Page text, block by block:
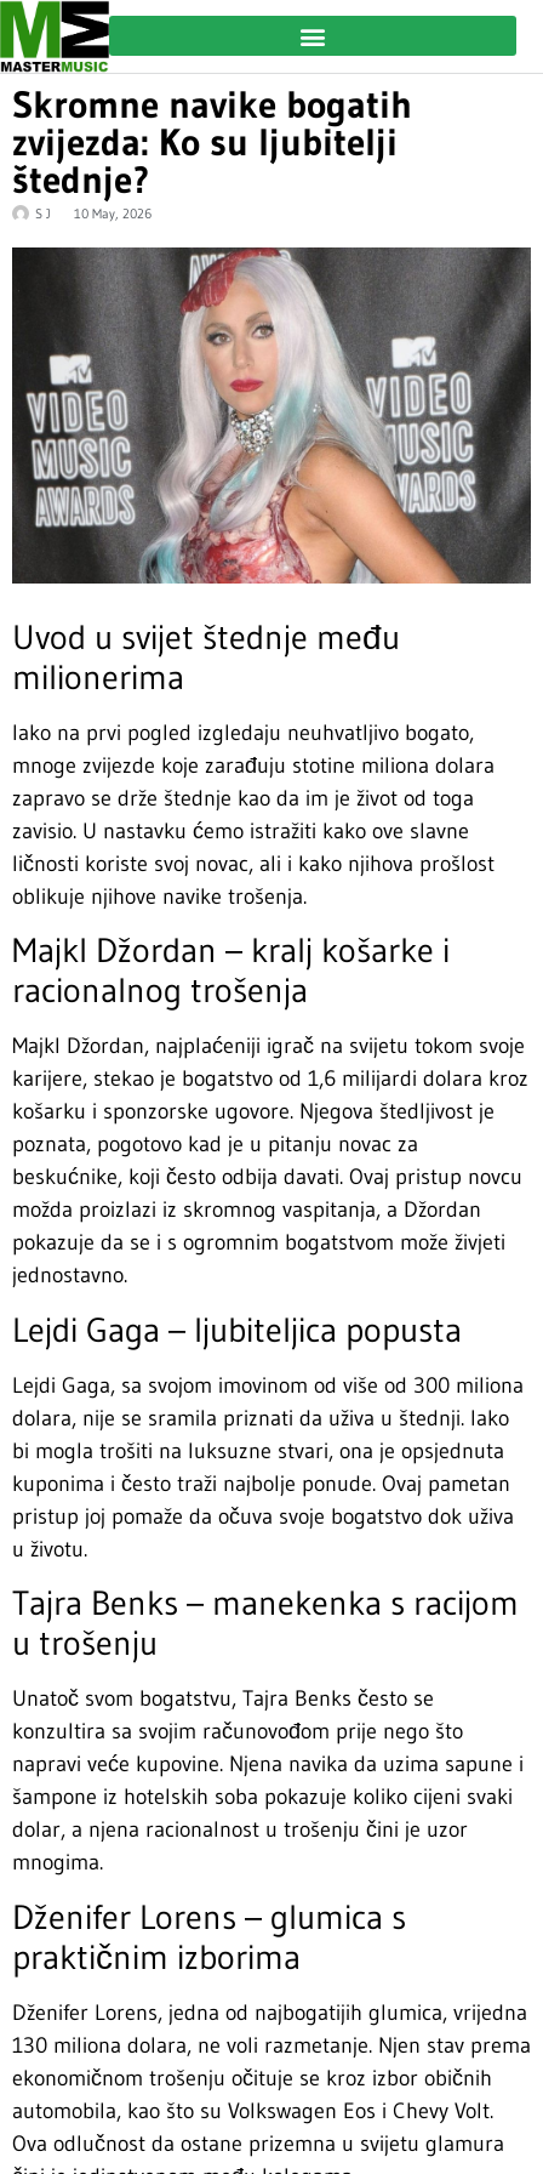
Skromne navike bogatih
zvijezda: Ko su ljubitelji
štednje?
S J 10 May, 2026
Uvod u svijet štednje među
milionerima
Iako na prvi pogled izgledaju neuhvatljivo bogato,
mnoge zvijezde koje zarađuju stotine miliona dolara
zapravo se drže štednje kao da im je život od toga
zavisio. U nastavku ćemo istražiti kako ove slavne
ličnosti koriste svoj novac, ali i kako njihova prošlost
oblikuje njihove navike trošenja.
Majkl Džordan – kralj košarke i
racionalnog trošenja
Majkl Džordan, najplaćeniji igrač na svijetu tokom svoje
karijere, stekao je bogatstvo od 1,6 milijardi dolara kroz
košarku i sponzorske ugovore. Njegova štedljivost je
poznata, pogotovo kad je u pitanju novac za
beskućnike, koji često odbija davati. Ovaj pristup novcu
možda proizlazi iz skromnog vaspitanja, a Džordan
pokazuje da se i s ogromnim bogatstvom može živjeti
jednostavno.
Lejdi Gaga – ljubiteljica popusta
Lejdi Gaga, sa svojom imovinom od više od 300 miliona
dolara, nije se sramila priznati da uživa u štednji. Iako
bi mogla trošiti na luksuzne stvari, ona je opsjednuta
kuponima i često traži najbolje ponude. Ovaj pametan
pristup joj pomaže da očuva svoje bogatstvo dok uživa
u životu.
Tajra Benks – manekenka s racijom
u trošenju
Unatoč svom bogatstvu, Tajra Benks često se
konzultira sa svojim računovođom prije nego što
napravi veće kupovine. Njena navika da uzima sapune i
šampone iz hotelskih soba pokazuje koliko cijeni svaki
dolar, a njena racionalnost u trošenju čini je uzor
mnogima.
Dženifer Lorens – glumica s
praktičnim izborima
Dženifer Lorens, jedna od najbogatijih glumica, vrijedna
130 miliona dolara, ne voli razmetanje. Njen stav prema
ekonomičnom trošenju očituje se kroz izbor običnih
automobila, kao što su Volkswagen Eos i Chevy Volt.
Ova odlučnost da ostane prizemna u svijetu glamura